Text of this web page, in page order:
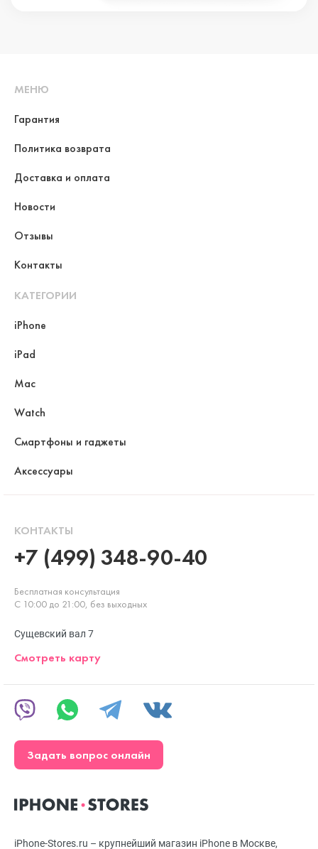
iPhone-Stores.ru – крупнейший магазин iPhone в Москве,
МЕНЮ
Гарантия
Политика возврата
Доставка и оплата
Новости
Отзывы
Контакты
КАТЕГОРИИ
iPhone
iPad
Mac
Watch
Смартфоны и гаджеты
Аксессуары
КОНТАКТЫ
+7 (499) 348-90-40
Бесплатная консультация
С 10:00 до 21:00, без выходных
Сущевский вал 7
Смотреть карту
Задать вопрос онлайн